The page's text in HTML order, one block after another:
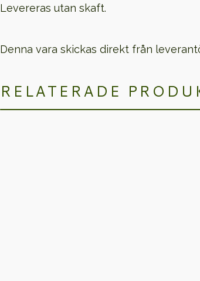
Levereras utan skaft.
Denna vara skickas direkt från
RELATERADE